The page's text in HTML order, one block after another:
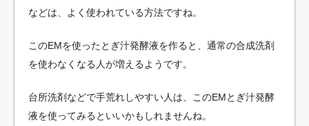
などは、よく使われている方法ですね。
このEMを使ったとぎ汁発酵液を作ると、通常の合成洗剤
を使わなくなる人が増えるようです。
台所洗剤などで手荒れしやすい人は、このEMとぎ汁発酵
液を使ってみるといいかもしれませんね。